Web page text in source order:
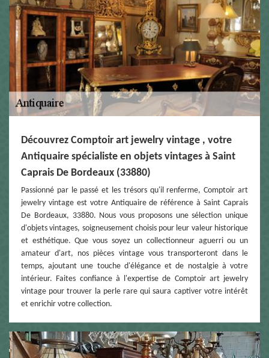
Découvrez Comptoir art jewelry vintage , votre
Antiquaire spécialiste en objets vintages à Saint
Caprais De Bordeaux (33880)
Passionné par le passé et les trésors qu'il renferme, Comptoir art
jewelry vintage est votre Antiquaire de référence à Saint Caprais
De Bordeaux, 33880. Nous vous proposons une sélection unique
d'objets vintages, soigneusement choisis pour leur valeur historique
et esthétique. Que vous soyez un collectionneur aguerri ou un
amateur d'art, nos pièces vintage vous transporteront dans le
temps, ajoutant une touche d'élégance et de nostalgie à votre
intérieur. Faites confiance à l'expertise de Comptoir art jewelry
vintage pour trouver la perle rare qui saura captiver votre intérêt
et enrichir votre collection.